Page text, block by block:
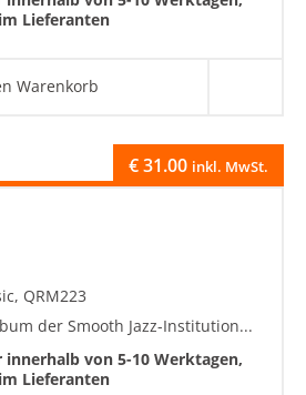
Lieferanten
Warenkorb
€31.00 inkl. MwSt.
QRM223
der Smooth Jazz-Institution...
innerhalb von 5-10 Werktagen,
Lieferanten